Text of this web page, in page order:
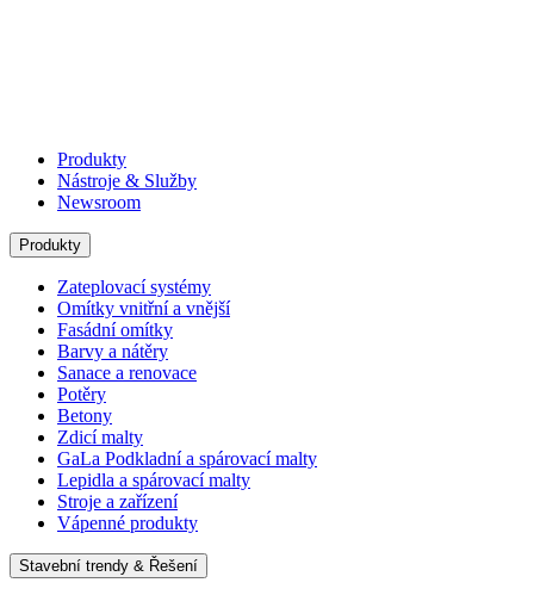
Produkty
Nástroje & Služby
Newsroom
Produkty
Zateplovací systémy
Omítky vnitřní a vnější
Fasádní omítky
Barvy a nátěry
Sanace a renovace
Potěry
Betony
Zdicí malty
GaLa Podkladní a spárovací malty
Lepidla a spárovací malty
Stroje a zařízení
Vápenné produkty
Stavební trendy & Řešení